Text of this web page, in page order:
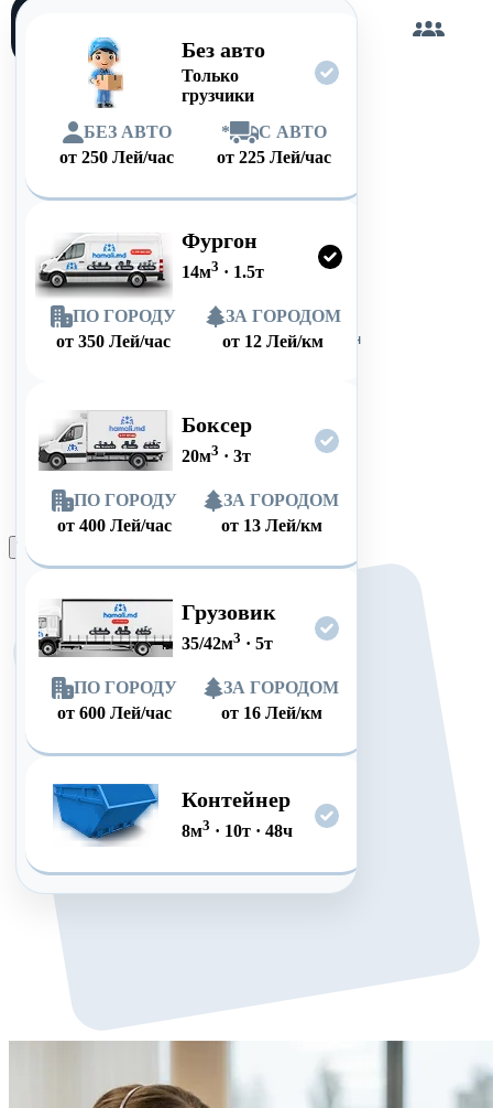
Без авто
Только
грузчики
БЕЗ АВТО
от250 Лей/час
*
С АВТО
от 225 Лей/час
Фургон
14м3 · 1.5т
ПО ГОРОДУ
от 350 Лей/час
ЗА ГОРОДОМ
от 12 Лей/км
Боксер
20м3 · 3т
ПО ГОРОДУ
от 400 Лей/час
ЗА ГОРОДОМ
от 13 Лей/км
Грузовик
35/42м3 · 5т
ПО ГОРОДУ
от 600 Лей/час
ЗА ГОРОДОМ
от 16 Лей/км
Контейнер
8м3 · 10т· 48ч
Оформить заказ